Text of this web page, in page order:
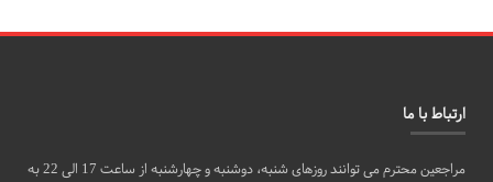
ارتباط با ما
مراجعین محترم می توانند روزهای شنبه، دوشنبه و چهارشنبه از ساعت 17 الی 22 به